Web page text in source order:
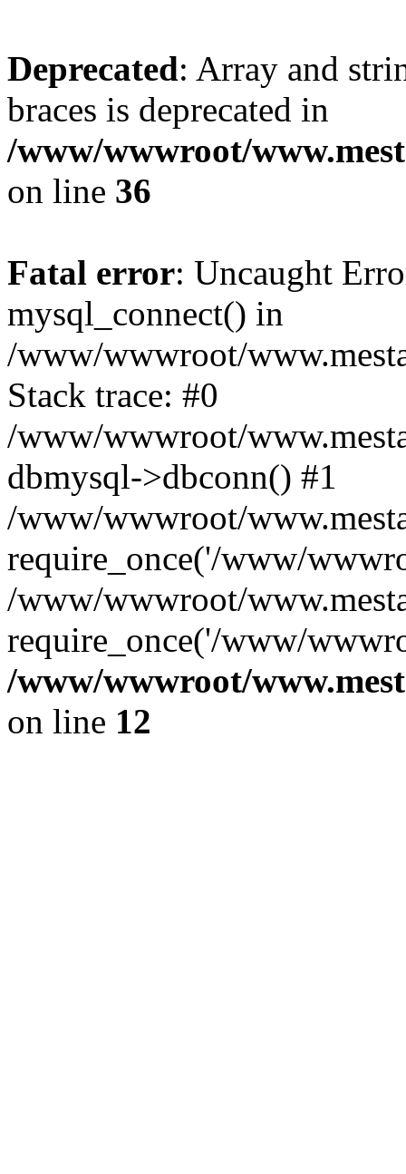
Deprecated: Array and
braces is deprecated in
/www/wwwroot/
on line 36
Fatal error: Uncaught
mysql_connect() in
/www/wwwroot/
Stack trace: #0
/www/wwwroot/
dbmysql->dbconn() #1
/www/wwwroot/
require_once('/www/
/www/wwwroot/
require_once('/www/
/www/wwwroot/
on line 12